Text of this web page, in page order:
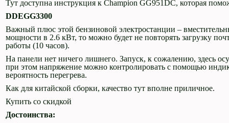
Тут доступна инструкция к Champion GG951DC, которая
DDEGG3300
Важный плюс этой бензиновой электростанции –
мощности в 2.6 кВт, то можно будет не повторять загрузку
работы (10 часов).
На панели нет ничего лишнего. Запуск, к сожалению, здесь
при этом напряжение можно контролировать с помощью
вероятность перегрева.
Как для китайской сборки, качество тут вполне приличное.
Купить со скидкой
Достоинства: